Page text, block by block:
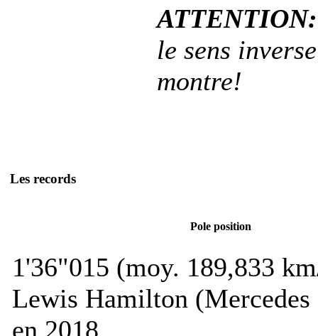
ATTENTION:
le sens
montre!
Les records
Pole position
1'36"015 (moy. 189,833
Lewis Hamilton (Mercedes
en 2018.